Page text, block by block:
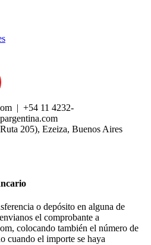
| +54 11 4232-
205), Ezeiza, Buenos Aires
o depósito en alguna de
el comprobante a
colocando también el número de
cuando el importe se haya